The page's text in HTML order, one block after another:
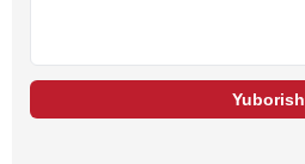
Yuborish